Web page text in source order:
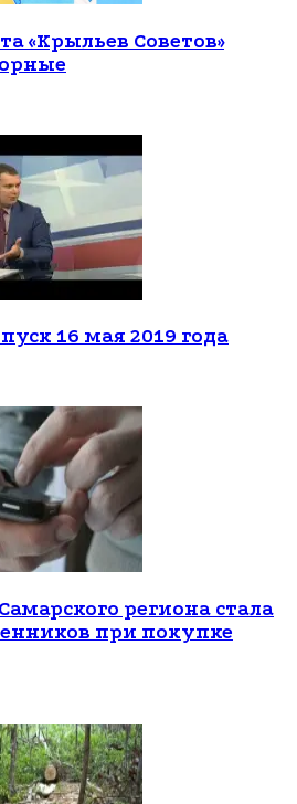
«Крыльев Советов»
16 мая 2019 года
региона стала
при покупке